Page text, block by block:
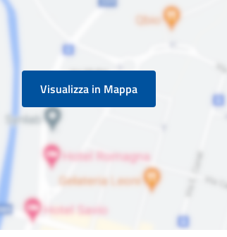
Visualizza in Mappa